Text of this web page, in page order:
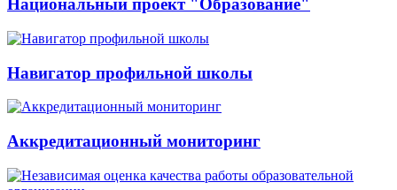
Национальный проект "Образование"
Навигатор профильной школы
Аккредитационный мониторинг